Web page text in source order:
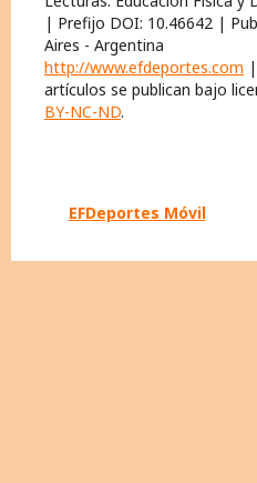
| Prefijo DOI: 10.46642 |
Aires - Argentina
http://www.efdeportes.com
artículos se publican bajo
BY-NC-ND.
EFDeportes Móvil